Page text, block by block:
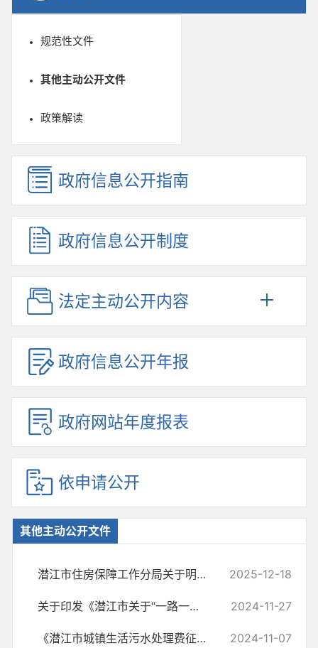
规范性文件
其他主动公开文件
政策解读
政府信息公开指南
政府信息公开制度
法定主动公开内容
政府信息公开年报
政府网站年度报表
依申请公开
其他主动公开文件
潜江市住房保障工作分局关于明确公租房维修工作流程的通知 （试行） 2025-12-18
关于印发《潜江市关于“一路一证”综合许可实施方案》的通知 2024-11-27
《潜江市城镇生活污水处理费征收办法》 起草说明 2024-11-07